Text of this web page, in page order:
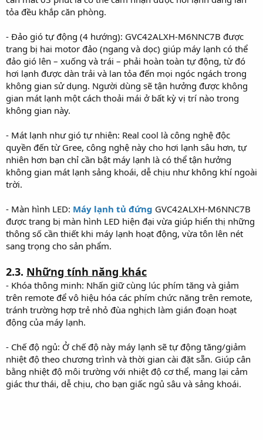
tỏa đều khắp căn phòng.
- Đảo gió tự động (4 hướng): GVC42ALXH-M6NNC7B được
trang bị hai motor đảo (ngang và dọc) giúp máy lạnh có thể
đảo gió lên – xuống và trái – phải hoàn toàn tự động, từ đó
hơi lạnh được dàn trải và lan tỏa đến mọi ngóc ngách trong
không gian sử dụng. Người dùng sẽ tận hưởng được không
gian mát lạnh một cách thoải mái ở bất kỳ vị trí nào trong
không gian này.
- Mát lạnh như gió tự nhiên: Real cool là công nghệ độc
quyền đến từ Gree, công nghệ này cho hơi lạnh sâu hơn, tự
nhiên hơn bạn chỉ cần bật máy lạnh là có thể tận hưởng
không gian mát lạnh sảng khoái, dễ chịu như không khí ngoài
trời.
- Màn hình LED: Máy lạnh tủ đứng GVC42ALXH-M6NNC7B
được trang bị màn hình LED hiện đại vừa giúp hiển thị những
thông số cần thiết khi máy lạnh hoạt động, vừa tôn lên nét
sang trọng cho sản phẩm.
2.3. Những tính năng khác
- Khóa thông minh: Nhấn giữ cùng lúc phím tăng và giảm
trên remote để vô hiệu hóa các phím chức năng trên remote,
tránh trường hợp trẻ nhỏ đùa nghịch làm gián đoạn hoạt
động của máy lạnh.
- Chế độ ngủ: Ở chế độ này máy lạnh sẽ tự động tăng/giảm
nhiệt độ theo chương trình và thời gian cài đặt sẵn. Giúp cân
bằng nhiệt độ môi trường với nhiệt độ cơ thể, mang lại cảm
giác thư thái, dễ chịu, cho bạn giấc ngủ sâu và sảng khoái.